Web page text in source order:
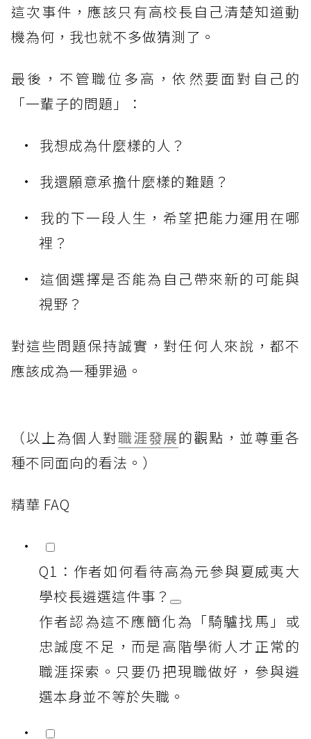
這次事件，應該只有高校長自己清楚知道動
機為何，我也就不多做猜測了。
最後，不管職位多高，依然要面對自己的
「一輩子的問題」：
我想成為什麼樣的人？
我還願意承擔什麼樣的難題？
我的下一段人生，希望把能力運用在哪
裡？
這個選擇是否能為自己帶來新的可能與
視野？
對這些問題保持誠實，對任何人來說，都不
應該成為一種罪過。
（以上為個人對職涯發展的觀點，並尊重各
種不同面向的看法。）
精華 FAQ
Q1：作者如何看待高為元參與夏威夷大
學校長遴選這件事？
作者認為這不應簡化為「騎驢找馬」或
忠誠度不足，而是高階學術人才正常的
職涯探索。只要仍把現職做好，參與遴
選本身並不等於失職。